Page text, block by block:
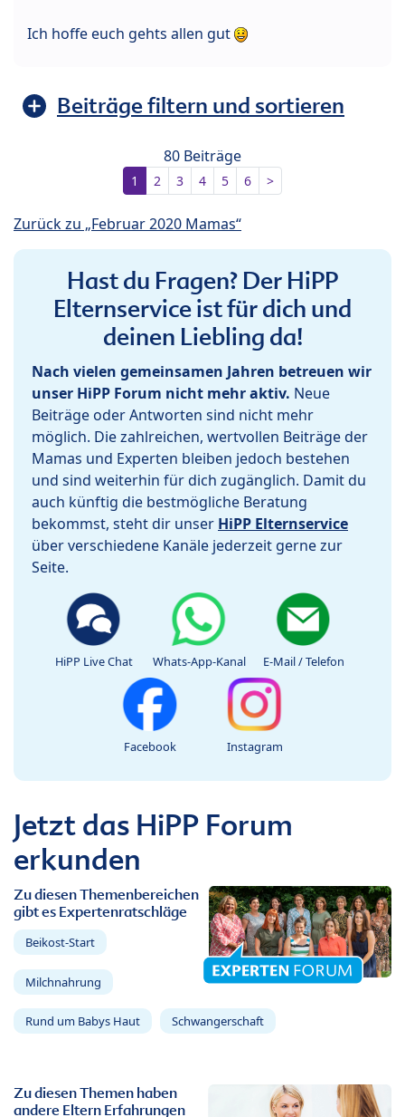
Ich hoffe euch gehts allen gut
Beiträge filtern und sortieren
80 Beiträge
1 2 3 4 5 6 >
Zurück zu „Februar 2020 Mamas“
Hast du Fragen? Der HiPP
Elternservice ist für dich und
deinen Liebling da!
Nach vielen gemeinsamen Jahren betreuen wir
unser HiPP Forum nicht mehr aktiv. Neue
Beiträge oder Antworten sind nicht mehr
möglich. Die zahlreichen, wertvollen Beiträge der
Mamas und Experten bleiben jedoch bestehen
und sind weiterhin für dich zugänglich. Damit du
auch künftig die bestmögliche Beratung
bekommst, steht dir unser HiPP Elternservice
über verschiedene Kanäle jederzeit gerne zur
Seite.
HiPP Live Chat Whats-App-Kanal E-Mail / Telefon
Facebook Instagram
Jetzt das HiPP Forum
erkunden
Zu diesen Themenbereichen
gibt es Expertenratschläge
Beikost-Start
Milchnahrung
Rund um Babys Haut Schwangerschaft
Zu diesen Themen haben
andere Eltern Erfahrungen